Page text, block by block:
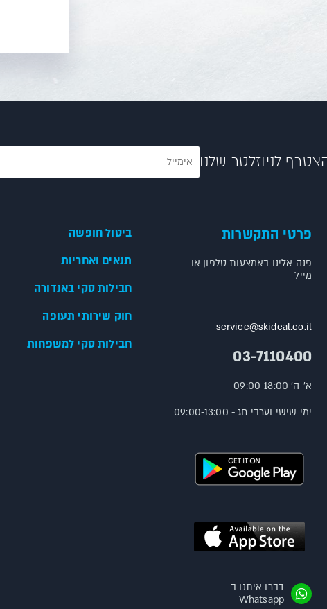
לניוזלטר שלנו
פרטי התקשרות
פנה אלינו באמצעות טלפון או
מייל
service@skideal.co.il
03-7110400
א'-ה' 09:00-18:00
ימי שישי וערבי חג - 09:00-13:00
דברו איתנו ב -
Whatsapp
ביטול חופשה
תנאים ואחריות
חבילות סקי באנדורה
חוק שירותי תעופה
חבילות סקי למשפחות